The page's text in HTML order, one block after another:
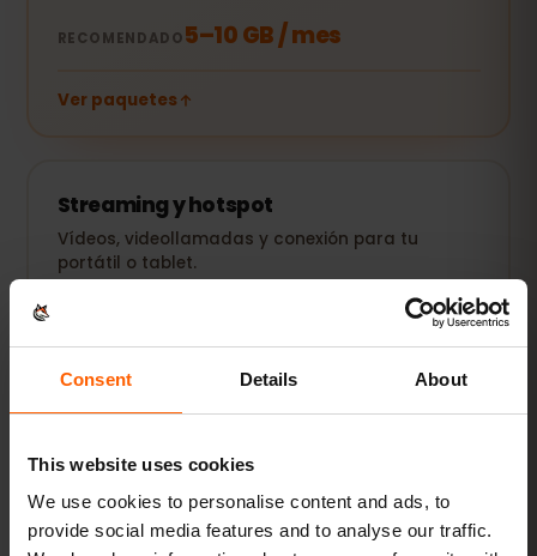
Consent Details About
This website uses cookies
We use cookies to personalise content and ads, to
provide social media features and to analyse our traffic.
RECOMENDADO5–10 GB / mes
Ver paquetes
Streaming y hotspot
Vídeos, videollamadas y conexión para tu
portátil o tablet.
Ver paquetes
del dispositivo, la configuración de las apps y tu uso.